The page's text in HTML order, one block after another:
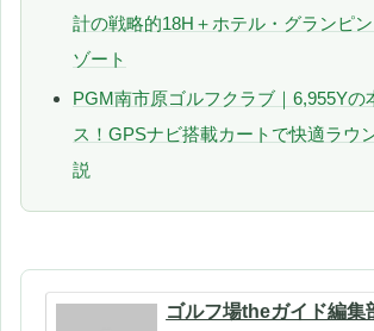
計の戦略的18H＋ホテル・グランピ
ゾート
PGM南市原ゴルフクラブ｜6,955Yの
ス！GPSナビ搭載カートで快適ラウ
説
ゴルフ場theガイド編集